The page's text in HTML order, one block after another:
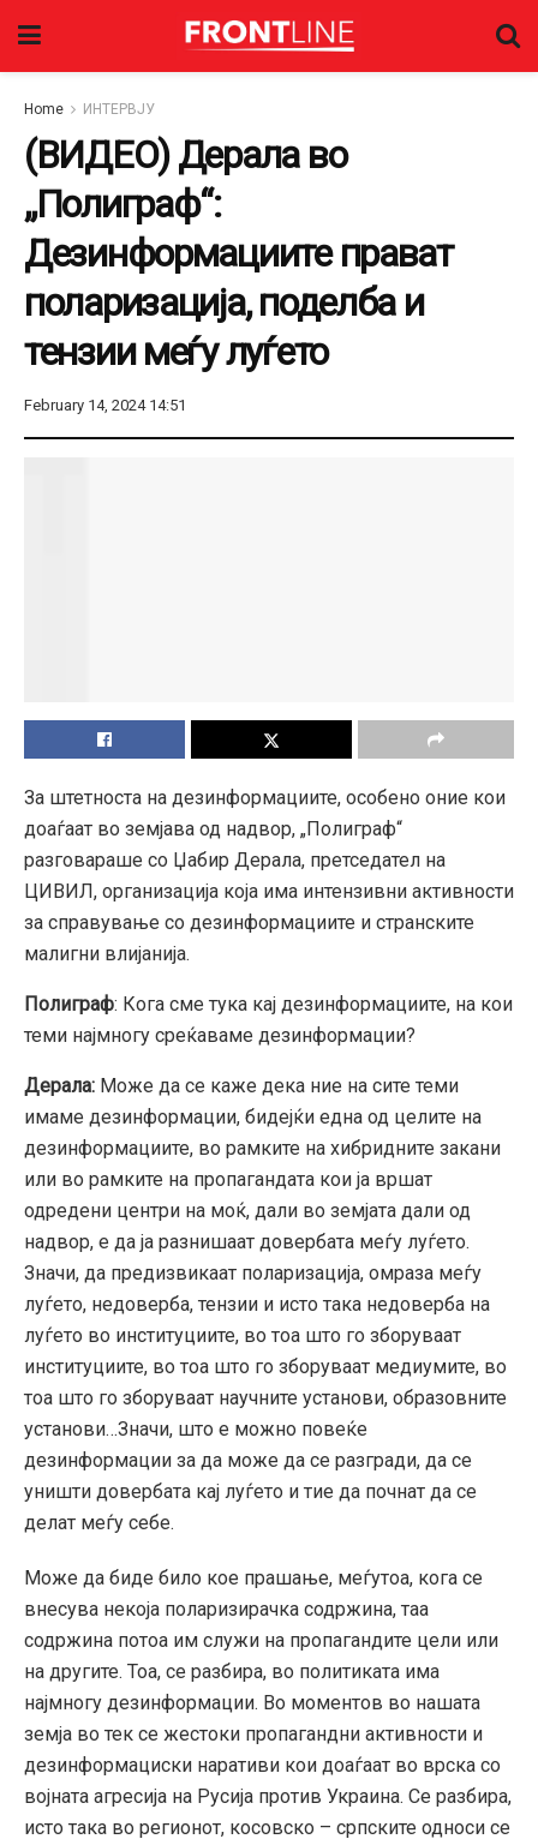
Home ИНТЕРВЈУ
(ВИДЕО) Дерала во
„Полиграф“:
Дезинформациите прават
поларизација, поделба и
тензии меѓу луѓето
February 14, 2024 14:51
За штетноста на дезинформациите, особено оние кои
доаѓаат во земјава од надвор, „Полиграф“
разговараше со Џабир Дерала, претседател на
ЦИВИЛ, организација која има интензивни активности
за справување со дезинформациите и странските
малигни влијанија.
Полиграф: Кога сме тука кај дезинформациите, на кои
теми најмногу среќаваме дезинформации?
Дерала: Може да се каже дека ние на сите теми
имаме дезинформации, бидејќи една од целите на
дезинформациите, во рамките на хибридните закани
или во рамките на пропагандата кои ја вршат
одредени центри на моќ, дали во земјата дали од
надвор, е да ја разнишаат довербата меѓу луѓето.
Значи, да предизвикаат поларизација, омраза меѓу
луѓето, недоверба, тензии и исто така недоверба на
луѓето во институциите, во тоа што го зборуваат
институциите, во тоа што го зборуваат медиумите, во
тоа што го зборуваат научните установи, образовните
установи…Значи, што е можно повеќе
дезинформации за да може да се разгради, да се
уништи довербата кај луѓето и тие да почнат да се
делат меѓу себе.
Може да биде било кое прашање, меѓутоа, кога се
внесува некоја поларизирачка содржина, таа
содржина потоа им служи на пропагандите цели или
на другите. Тоа, се разбира, во политиката има
најмногу дезинформации. Во моментов во нашата
земја во тек се жестоки пропагандни активности и
дезинформациски наративи кои доаѓаат во врска со
војната агресија на Русија против Украина. Се разбира,
исто така во регионот, косовско – српските односи се